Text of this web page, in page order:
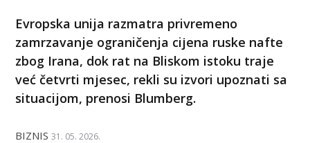
Evropska unija razmatra privremeno
zamrzavanje ograničenja ciјena ruske nafte
zbog Irana, dok rat na Bliskom istoku traje
već četvrti mјesec, rekli su izvori upoznati sa
situacijom, prenosi Blumberg.
BIZNIS 31. 05. 2026.